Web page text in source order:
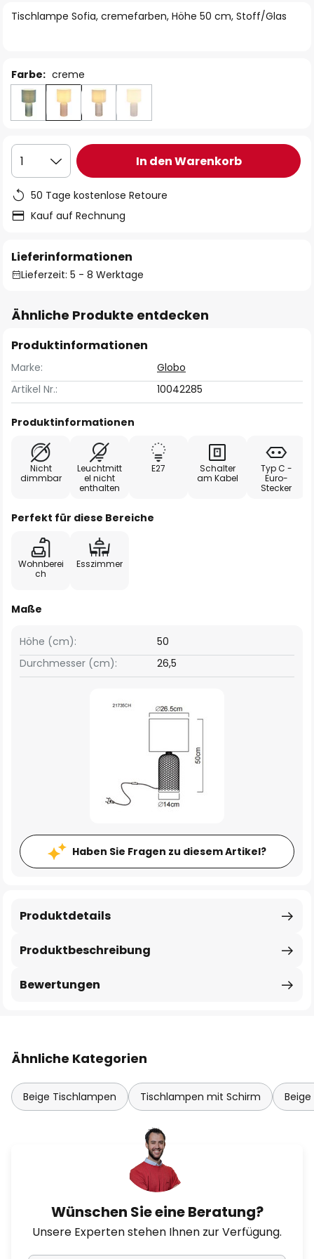
Tischlampe Sofia, cremefarben, Höhe 50 cm, Stoff/Glas
Farbe: creme
1 In den Warenkorb
50 Tage kostenlose Retoure
Kauf auf Rechnung
Lieferinformationen
Lieferzeit: 5 - 8 Werktage
Ähnliche Produkte entdecken
Produktinformationen
Marke:
Globo
Artikel Nr.:
10042285
Produktinformationen
Nicht
dimmbar
Leuchtmitt
el nicht
enthalten
E27
Schalter
am Kabel
Typ C -
Euro-
Stecker
Perfekt für diese Bereiche
Wohnberei
ch
Esszimmer
Maße
Höhe (cm):
50
Durchmesser (cm):
26,5
Haben Sie Fragen zu diesem Artikel?
Produktbeschreibung
Produktdetails
Bewertungen
Ähnliche Kategorien
Beige Tischlampen Tischlampen mit Schirm
Wünschen Sie eine Beratung?
Unsere Experten stehen Ihnen zur Verfügung.